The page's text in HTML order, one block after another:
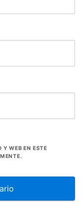
Y WEB EN ESTE